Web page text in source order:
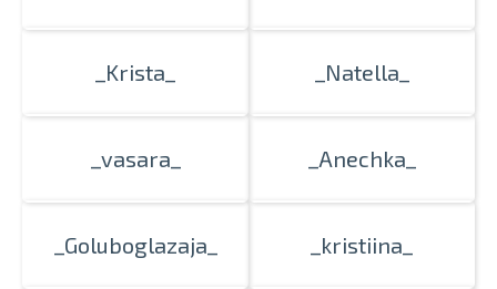
_Krista_ _Natella_
_vasara_ _Anechka_
_Goluboglazaja_ _kristiina_